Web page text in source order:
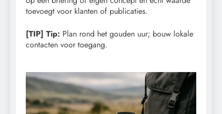
toevoegt voor klanten of publicaties.
[TIP] Tip: Plan rond het gouden uur; bouw lokale
contacten voor toegang.